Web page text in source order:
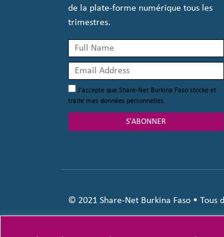
de la plate-forme numérique tous les
trimestres.
J'accepte que Share-Net Burkina Faso stocke et
traite mes données personnelles.
S'ABONNER
© 2021 Share-Net Burkina Faso • Tous